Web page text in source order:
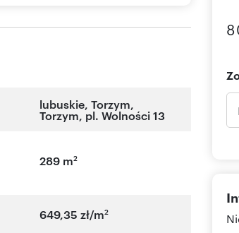
lubuskie,Torzym,
Torzym,pl. Wolności 13
289 m2
649,35 zł/m2